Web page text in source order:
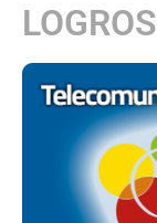
LOGROS